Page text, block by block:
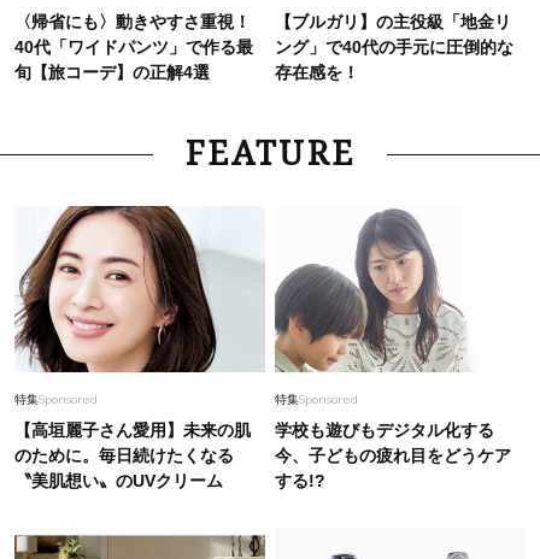
〈帰省にも〉動きやすさ重視！
40代「ワイドパンツ」で作る最
旬【旅コーデ】の正解4選
【ブルガリ】の主役級「地金リ
ング」で40代の手元に圧倒的な
存在感を！
FEATURE
特集Sponsored
【高垣麗子さん愛用】未来の肌
のために。毎日続けたくなる
〝美肌想い〟のUVクリーム
特集Sponsored
学校も遊びもデジタル化する
今、子どもの疲れ目をどうケア
する!?